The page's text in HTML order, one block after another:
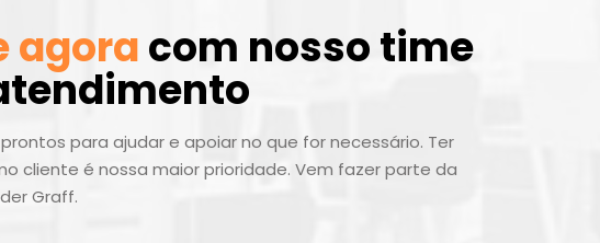
agoracom nosso time
para ajudar e apoiar no que for necessário. Ter
cliente é nossa maior prioridade. Vem fazer parte da
Graff.